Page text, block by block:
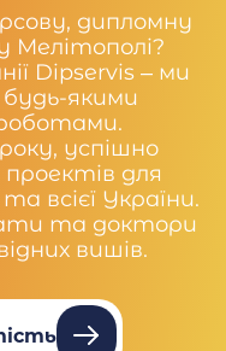
дипломну
Dipservis – ми
якими
успішно
для
всієї України.
та доктори
вишів.